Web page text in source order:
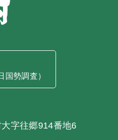
勢調査）
字往郷914番地6